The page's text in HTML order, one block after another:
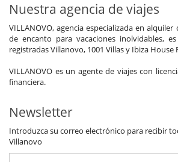
Nuestra agencia de viajes
VILLANOVO, agencia especializada en
de encanto para vacaciones inolvidables,
registradas Villanovo, 1001 Villas y Ibiza House
VILLANOVO es un agente de viajes con
financiera.
Newsletter
Introduzca su correo electrónico para recibir
Villanovo